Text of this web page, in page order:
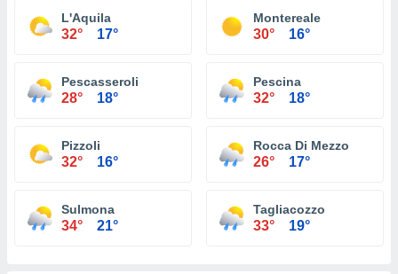
L'Aquila
32° 17°
Montereale
30° 16°
Pescasseroli
28° 18°
Pescina
32° 18°
Pizzoli
32° 16°
Rocca Di Mezzo
26° 17°
Sulmona
34° 21°
Tagliacozzo
33° 19°